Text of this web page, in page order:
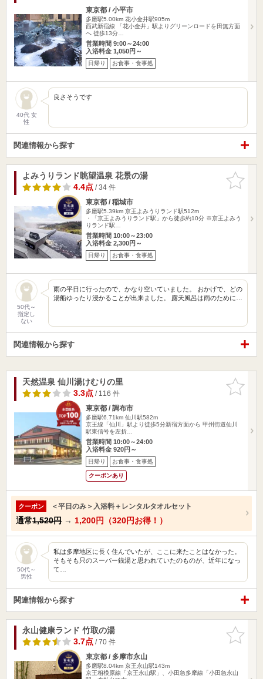
東京都 / 小平市
多磨駅5.00km 花小金井駅905m
西武新宿線 「花小金井」駅よりグリーンロードを田無方面
へ 徒歩13分…
営業時間 9:00～24:00
入浴料金 1,050円～
日帰り お食事・食事処
40代 女
性
良さそうです
関連情報から探す
お気に入
りに追加
よみうりランド眺望温泉 花景の湯
4.4点/ 34 件
東京都 / 稲城市
多磨駅5.39km 京王よみうりランド駅512m
・「京王よみうりランド駅」から徒歩約10分 ※京王よみう
りランド駅…
営業時間 10:00～23:00
入浴料金 2,300円～
日帰り お食事・食事処
50代～
指定し
ない
雨の平日に行ったので、かなり空いていました。 おかげで、どの
湯船ゆったり浸かることが出来ました。 露天風呂は雨のために…
関連情報から探す
お気に入
りに追加
天然温泉 仙川湯けむりの里
3.3点/ 116 件
東京都 / 調布市
多磨駅6.71km 仙川駅582m
京王線「仙川」駅より徒歩5分新宿方面から 甲州街道仙川
駅東信号を左折…
営業時間 10:00～24:00
入浴料金 920円～
日帰り お食事・食事処
クーポンあり
クーポン ＜平日のみ＞入浴料＋レンタルタオルセット
通常1,520円 → 1,200円（320円お得！）
50代～
男性
私は多摩地区に長く住んでいたが、ここに来たことはなかった。
そもそも只のスーパー銭湯と思われていたのものが、近年になっ
て…
関連情報から探す
お気に入
りに追加
永山健康ランド 竹取の湯
3.7点/ 70 件
東京都 / 多摩市永山
多磨駅8.04km 京王永山駅143m
京王相模原線「京王永山駅」、小田急多摩線「小田急永山